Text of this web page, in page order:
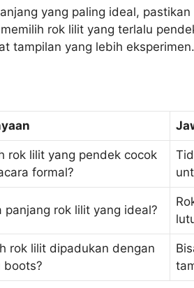
yang paling ideal,
rok lilit yang terlalu
tampilan yang lebih eksperimen.
rok lilit yang pendek cocok
formal?
panjang rok lilit yang ideal?
rok lilit dipadukan dengan
boots?